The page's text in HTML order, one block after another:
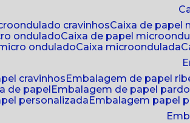
cravinhos
caixa de
ondulado
caixa de papel
ondulado
caixa microondulada
cravinhos
embalagem de papel
de papel
embalagem de papel pardo
personalizada
embalagem papel